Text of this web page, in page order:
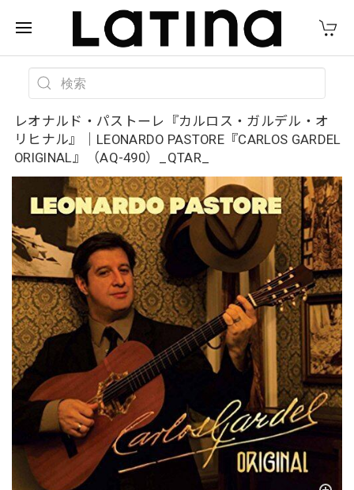
レオナルド・パストーレ『カルロス・ガルデル・オ
リヒナル』｜LEONARDO PASTORE『CARLOS GARDEL
ORIGINAL』（AQ-490）_QTAR_